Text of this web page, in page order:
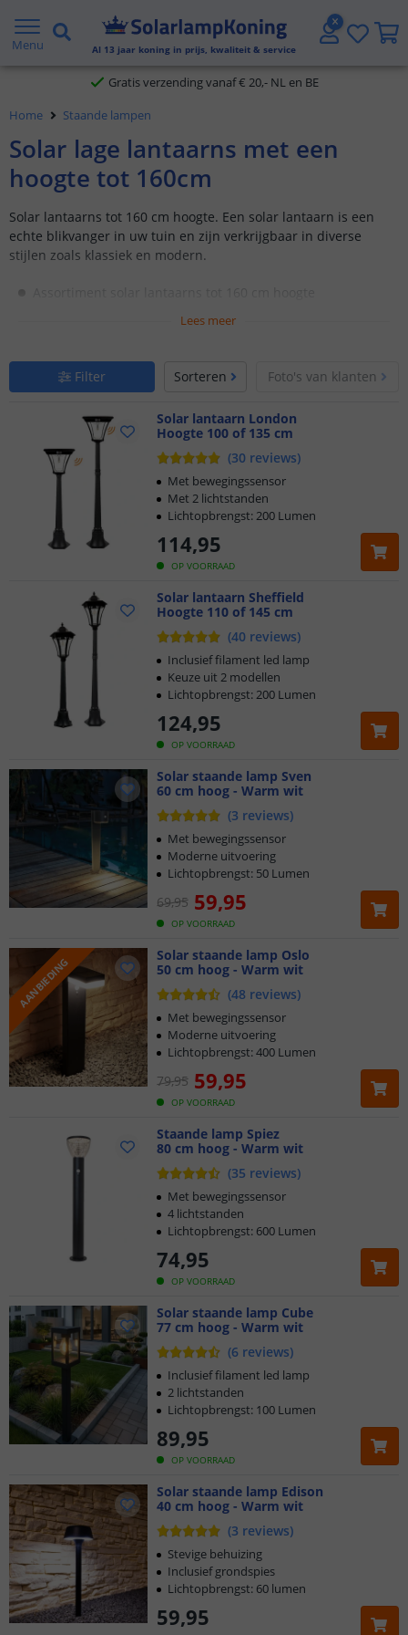
Menu Al 13 jaar koning in prijs, kwaliteit & service
2 jaar garantie
Gratis verzending vanaf € 20,- NL en BE
Voor 23:45 uur besteld,
Home Staande lampen
Solar lage lantaarns met een
hoogte tot 160cm
Solar lantaarns tot 160 cm hoogte. Een solar lantaarn is een
echte blikvanger in uw tuin en zijn verkrijgbaar in diverse
stijlen zoals klassiek en modern.
Hoge lichtopbrengst en voorzien van duurzame batterij
Lees meer
Filter Sorteren Foto's van klanten
Solar lantaarn London
Hoogte 100 of 135 cm
(30 reviews)
OP VOORRAAD
114,95
Met bewegingssensor
Met 2 lichtstanden
Lichtopbrengst: 200 Lumen
Solar lantaarn Sheffield
Hoogte 110 of 145 cm
(40 reviews)
OP VOORRAAD
124,95
Inclusief filament led lamp
Keuze uit 2 modellen
Lichtopbrengst: 200 Lumen
Solar staande lamp Sven
60 cm hoog - Warm wit
(3 reviews)
OP VOORRAAD
69,95 59,95
Met bewegingssensor
Moderne uitvoering
Lichtopbrengst: 50 Lumen
AANBIEDING
Solar staande lamp Oslo
50 cm hoog - Warm wit
(48 reviews)
OP VOORRAAD
79,95 59,95
Met bewegingssensor
Moderne uitvoering
Lichtopbrengst: 400 Lumen
Staande lamp Spiez
80 cm hoog - Warm wit
(35 reviews)
OP VOORRAAD
74,95
Met bewegingssensor
4 lichtstanden
Lichtopbrengst: 600 Lumen
Solar staande lamp Cube
77 cm hoog - Warm wit
(6 reviews)
OP VOORRAAD
89,95
Inclusief filament led lamp
2 lichtstanden
Lichtopbrengst: 100 Lumen
Solar staande lamp Edison
40 cm hoog - Warm wit
(3 reviews)
59,95
Stevige behuizing
Inclusief grondspies
Lichtopbrengst: 60 lumen